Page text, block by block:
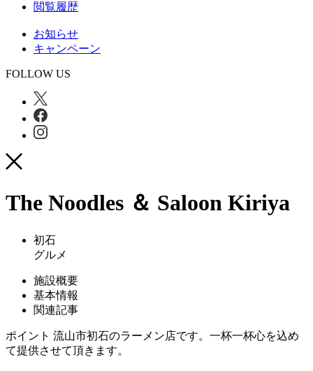
閲覧履歴
お知らせ
キャンペーン
FOLLOW US
The Noodles ＆ Saloon Kiriya
初石
グルメ
施設概要
基本情報
関連記事
ポイント 流山市初石のラーメン店です。一杯一杯心を込め
て提供させて頂きます。